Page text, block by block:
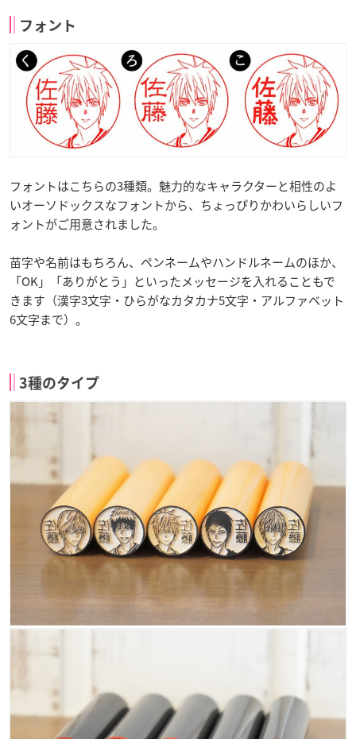
フォント
フォントはこちらの3種類。魅力的なキャラクターと相性のよ
いオーソドックスなフォントから、ちょっぴりかわいらしいフ
ォントがご用意されました。
苗字や名前はもちろん、ペンネームやハンドルネームのほか、
「OK」「ありがとう」といったメッセージを入れることもで
きます（漢字3文字・ひらがなカタカナ5文字・アルファベット
6文字まで）。
3種のタイプ